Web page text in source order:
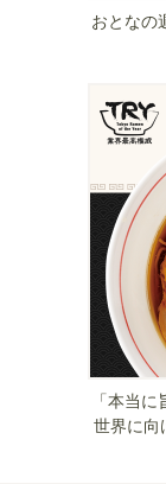
おとなの
「本当
世界に向